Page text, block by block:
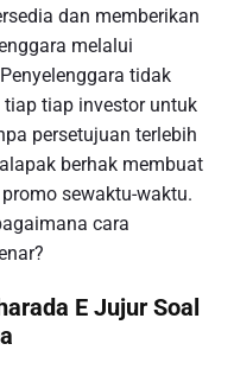
dan memberikan
melalui
tidak
tiap investor untuk
persetujuan terlebih
berhak membuat
sewaktu-waktu.
cara
E Jujur Soal